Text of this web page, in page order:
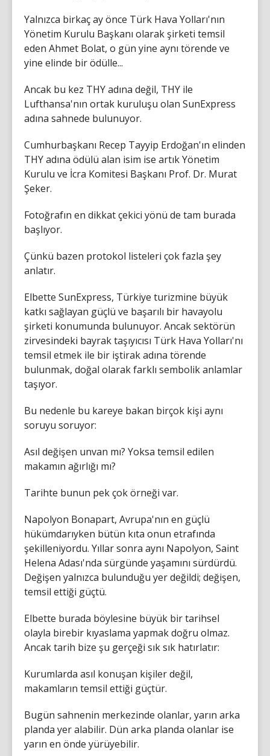
Yalnızca birkaç ay önce Türk Hava Yolları'nın
Yönetim Kurulu Başkanı olarak şirketi temsil
eden Ahmet Bolat, o gün yine aynı törende ve
yine elinde bir ödülle...
Ancak bu kez THY adına değil, THY ile
Lufthansa'nın ortak kuruluşu olan SunExpress
adına sahnede bulunuyor.
Cumhurbaşkanı Recep Tayyip Erdoğan'ın elinden
THY adına ödülü alan isim ise artık Yönetim
Kurulu ve İcra Komitesi Başkanı Prof. Dr. Murat
Şeker.
Fotoğrafın en dikkat çekici yönü de tam burada
başlıyor.
Çünkü bazen protokol listeleri çok fazla şey
anlatır.
Elbette SunExpress, Türkiye turizmine büyük
katkı sağlayan güçlü ve başarılı bir havayolu
şirketi konumunda bulunuyor. Ancak sektörün
zirvesindeki bayrak taşıyıcısı Türk Hava Yolları'nı
temsil etmek ile bir iştirak adına törende
bulunmak, doğal olarak farklı sembolik anlamlar
taşıyor.
Bu nedenle bu kareye bakan birçok kişi aynı
soruyu soruyor:
Asıl değişen unvan mı? Yoksa temsil edilen
makamın ağırlığı mı?
Tarihte bunun pek çok örneği var.
Napolyon Bonapart, Avrupa'nın en güçlü
hükümdarıyken bütün kıta onun etrafında
şekilleniyordu. Yıllar sonra aynı Napolyon, Saint
Helena Adası'nda sürgünde yaşamını sürdürdü.
Değişen yalnızca bulunduğu yer değildi; değişen,
temsil ettiği güçtü.
Elbette burada böylesine büyük bir tarihsel
olayla birebir kıyaslama yapmak doğru olmaz.
Ancak tarih bize şu gerçeği sık sık hatırlatır:
Kurumlarda asıl konuşan kişiler değil,
makamların temsil ettiği güçtür.
Bugün sahnenin merkezinde olanlar, yarın arka
planda yer alabilir. Dün arka planda olanlar ise
yarın en önde yürüyebilir.